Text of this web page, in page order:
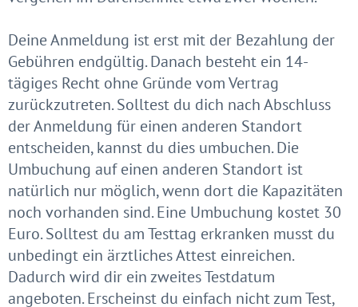
Deine Anmeldung ist erst mit der Bezahlung der
Gebühren endgültig. Danach besteht ein 14-
tägiges Recht ohne Gründe vom Vertrag
zurückzutreten. Solltest du dich nach Abschluss
der Anmeldung für einen anderen Standort
entscheiden, kannst du dies umbuchen. Die
Umbuchung auf einen anderen Standort ist
natürlich nur möglich, wenn dort die Kapazitäten
noch vorhanden sind. Eine Umbuchung kostet 30
Euro. Solltest du am Testtag erkranken musst du
unbedingt ein ärztliches Attest einreichen.
Dadurch wird dir ein zweites Testdatum
angeboten. Erscheinst du einfach nicht zum Test,